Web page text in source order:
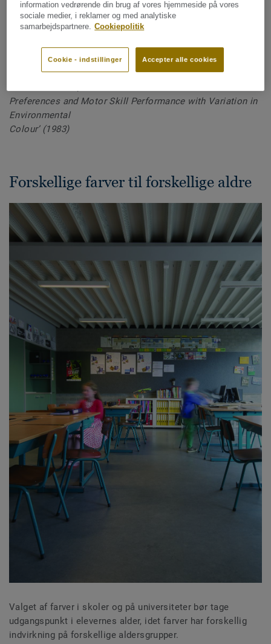
Hukommelsen forbedres med 55-78
% hos børn, der er omgivet af deres
yndlingsfarver*.
Preferences and Motor Skill Performance with Variation in
Environmental
Colour’ (1983)
Forskellige farver til forskellige aldre
Valget af farver i skoler og på universiteter bør tage
udgangspunkt i elevernes alder, idet farver har forskellig
indvirkning på forskellige aldersgrupper.
information vedrørende din brug af vores hjemmeside på vores
sociale medier, i reklamer og med analytiske
samarbejdspartnere. Cookiepolitik
Accepter alle cookies
Cookie - indstillinger